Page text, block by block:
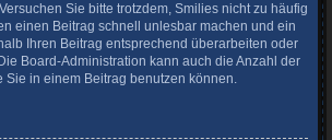
Sie bitte trotzdem, Smilies nicht zu häufig
einen Beitrag schnell unlesbar machen und ein
Ihren Beitrag entsprechend überarbeiten oder
Board-Administration kann auch die Anzahl der
Sie in einem Beitrag benutzen können.